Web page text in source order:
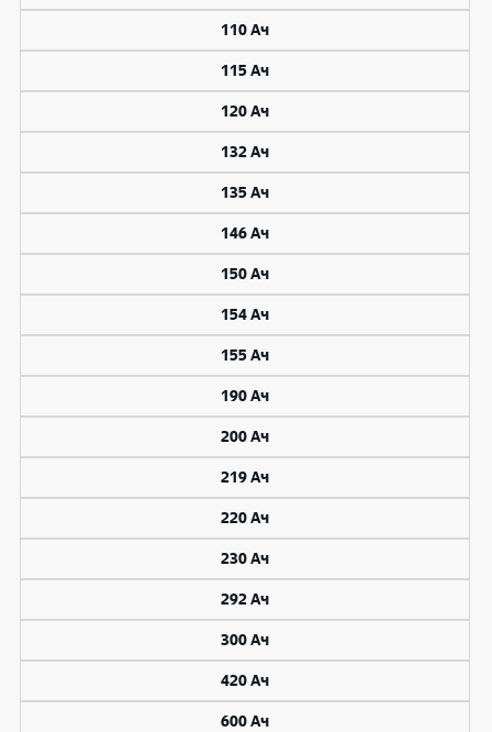
110 Ач
115 Ач
120 Ач
132 Ач
135 Ач
146 Ач
150 Ач
154 Ач
155 Ач
190 Ач
200 Ач
219 Ач
220 Ач
230 Ач
292 Ач
300 Ач
420 Ач
600 Ач